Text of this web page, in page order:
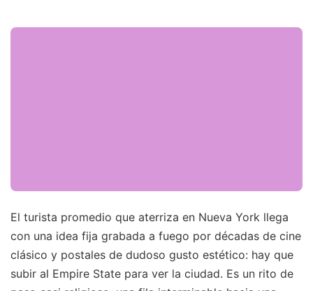
El turista promedio que aterriza en Nueva York llega
con una idea fija grabada a fuego por décadas de cine
clásico y postales de dudoso gusto estético: hay que
subir al Empire State para ver la ciudad. Es un rito de